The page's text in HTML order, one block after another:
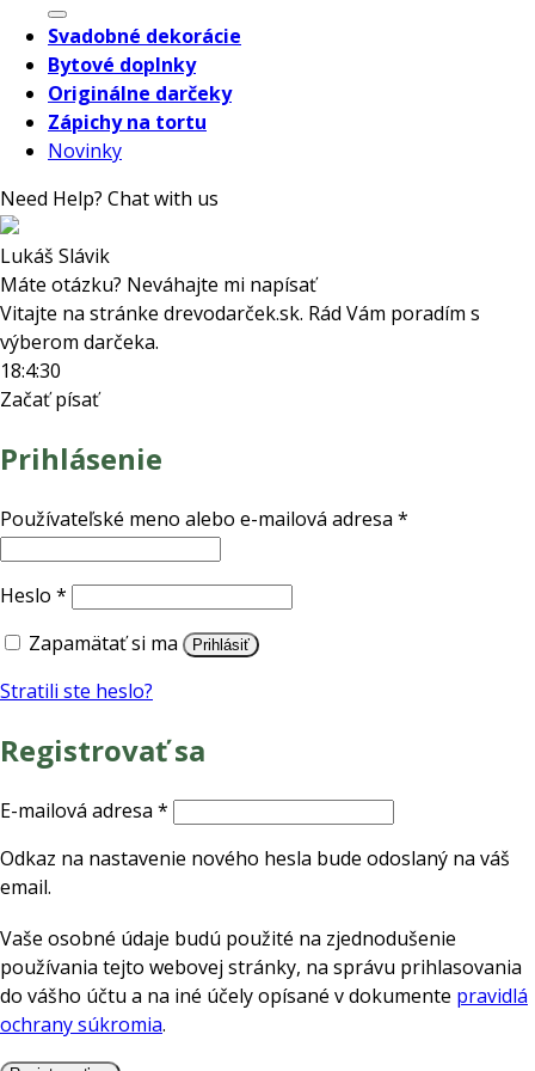
Svadobné dekorácie
Bytové doplnky
Originálne darčeky
Zápichy na tortu
Novinky
Need Help? Chat with us
Lukáš Slávik
Máte otázku? Neváhajte mi napísať
Vitajte na stránke drevodarček.sk. Rád Vám poradím s
výberom darčeka.
18:4:30
Začať písať
Prihlásenie
Používateľské meno alebo e-mailová adresa *
Heslo * Povinné
Zapamätať si ma
Prihlásiť
Stratili ste heslo?
Registrovať sa
E-mailová adresa * Povinné
Odkaz na nastavenie nového hesla bude odoslaný na váš
email.
Vaše osobné údaje budú použité na zjednodušenie
používania tejto webovej stránky, na správu prihlasovania
do vášho účtu a na iné účely opísané v dokumente pravidlá
ochrany súkromia.